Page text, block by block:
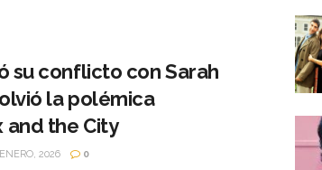
su conflicto con Sarah
la polémica
the City
2026 0